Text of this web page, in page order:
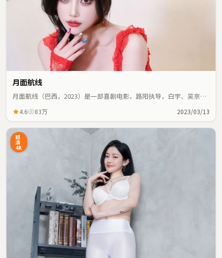
月面航线
月面航线（巴西，2023）是一部喜剧电影，路阳执导，白宇、吴京等
4.6 83万 2023/03/13
超
清
4K